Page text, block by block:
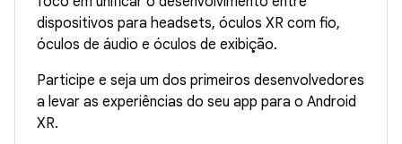
dispositivos para headsets, óculos XR com fio,
óculos de áudio e óculos de exibição.
Participe e seja um dos primeiros desenvolvedores
a levar as experiências do seu app para o Android
XR.